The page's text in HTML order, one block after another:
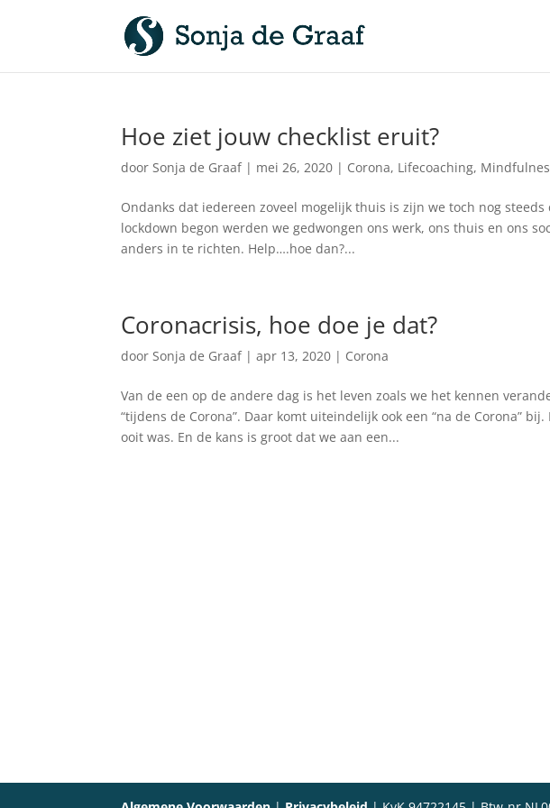
Hoe ziet jouw checklist eruit?
doorSonja de Graaf| mei 26, 2020 | Corona, Lifecoaching,
Ondanks dat iedereen zoveel mogelijk thuis is zijn we toch nog
lockdown begon werden we gedwongen ons werk, ons thuis en ons
anders in te richten. Help….hoe dan?...
Coronacrisis, hoe doe je dat?
doorSonja de Graaf|apr 13, 2020 | Corona
Van de een op de andere dag is het leven zoals we het kennen
“tijdens de Corona”. Daar komt uiteindelijk ook een “na de Corona”
ooit was. En de kans is groot dat we aan een...